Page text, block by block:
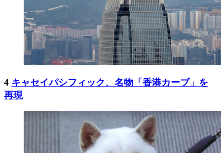
4 キャセイパシフィック、名物「香港カーブ」を
再現